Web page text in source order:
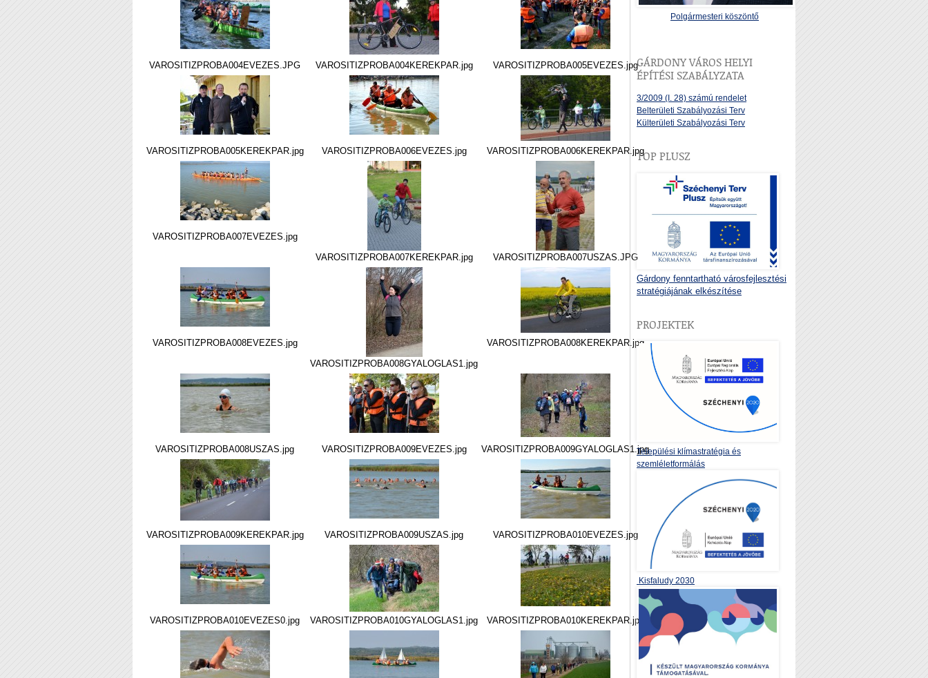
VAROSITIZPROBA004EVEZES.JPG VAROSITIZPROBA004KEREKPAR.jpg VAROSITIZPROBA005EVEZES.jpg
VAROSITIZPROBA005KEREKPAR.jpg VAROSITIZPROBA006EVEZES.jpg VAROSITIZPROBA006KEREKPAR.jpg
VAROSITIZPROBA007EVEZES.jpg
VAROSITIZPROBA007KEREKPAR.jpg
VAROSITIZPROBA007USZAS.JPG
VAROSITIZPROBA008EVEZES.jpg
VAROSITIZPROBA008GYALOGLAS1.jpg
VAROSITIZPROBA008KEREKPAR.jpg
VAROSITIZPROBA008USZAS.jpg VAROSITIZPROBA009EVEZES.jpg VAROSITIZPROBA009GYALOGLAS1.jpg
VAROSITIZPROBA009KEREKPAR.jpg VAROSITIZPROBA009USZAS.jpg VAROSITIZPROBA010EVEZES.jpg
VAROSITIZPROBA010EVEZES0.jpg VAROSITIZPROBA010GYALOGLAS1.jpg VAROSITIZPROBA010KEREKPAR.jpg
Polgármesteri köszöntő
GÁRDONY VÁROS HELYI
ÉPÍTÉSI SZABÁLYZATA
3/2009 (I. 28) számú rendelet
Belterületi Szabályozási Terv
Külterületi Szabályozási Terv
TOP PLUSZ
Gárdony fenntartható városfejlesztési
stratégiájának elkészítése
PROJEKTEK
Települési klímastratégia és
szemléletformálás
Kisfaludy 2030